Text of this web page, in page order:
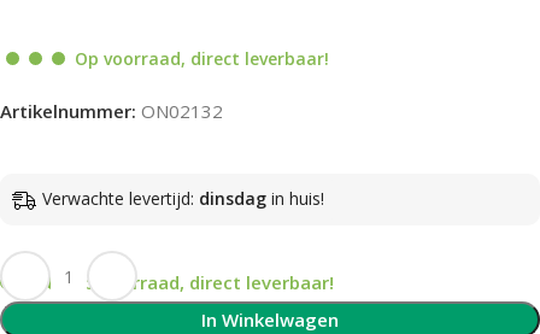
Op voorraad, direct leverbaar!
Artikelnummer: ON02132
Verwachte levertijd: dinsdag in huis!
Op voorraad, direct leverbaar!
In Winkelwagen